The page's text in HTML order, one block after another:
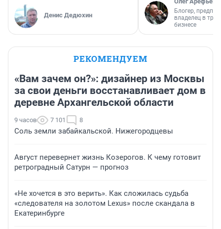
Денис Дедюхин
Блогер,
владелец в
бизнесе
РЕКОМЕНДУЕМ
«Вам зачем он?»: дизайнер из Москвы
за свои деньги восстанавливает дом в
деревне Архангельской области
9 часов 7 101 8
Соль земли забайкальской. Нижегородцевы
Август перевернет жизнь Козерогов. К чему готовит
ретроградный Сатурн — прогноз
«Не хочется в это верить». Как сложилась судьба
«следователя на золотом Lexus» после скандала в
Екатеринбурге